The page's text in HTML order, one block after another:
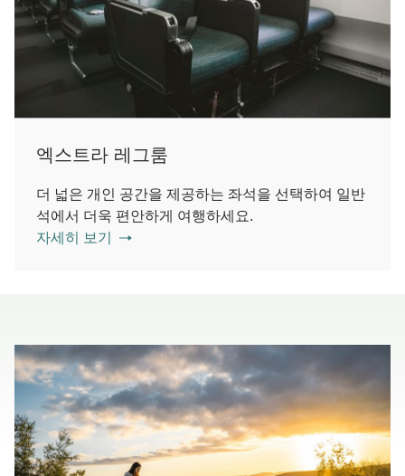
엑스트라 레그룸
더 넓은 개인 공간을 제공하는 좌석을 선택하여 일반
석에서 더욱 편안하게 여행하세요.
자세히 보기